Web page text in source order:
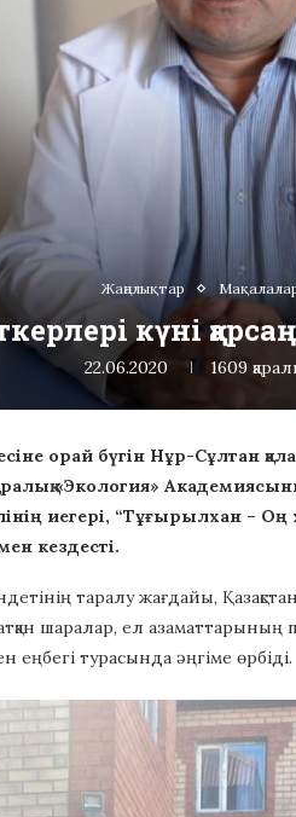
Жаңалықтар
күні
22.06.2020 1609
орай бүгін Нұр-Сұлтан
«Экология»
иегері, “Тұғырылхан – Оң
кездесті.
таралу жағдайы,
шаралар, ел
турасында әңгіме өрбіді.